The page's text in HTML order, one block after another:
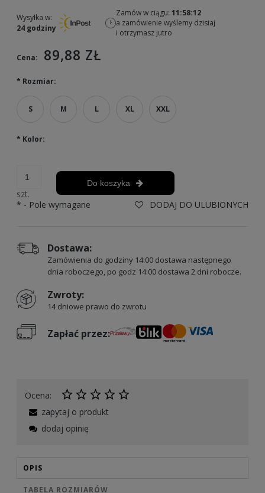
Wysyłka w:
24 godziny
Zamów w ciągu: 11:58:12
a zamówienie wyślemy dzisiaj
i otrzymasz jutro
Cena: 89,88 ZŁ
* Rozmiar:
S M L XL XXL
* Kolor:
szt.
Do koszyka
DODAJ DO ULUBIONYCH
* - Pole wymagane
Dostawa:
Zamówienia do godziny 14:00 dostawa następnego
dnia roboczego, po godz 14:00 dostawa 2 dni robocze.
Zwroty:
14 dniowe prawo do zwrotu
Zapłać przez:
Ocena:
zapytaj o produkt
dodaj opinię
OPIS
TABELA ROZMIARÓW